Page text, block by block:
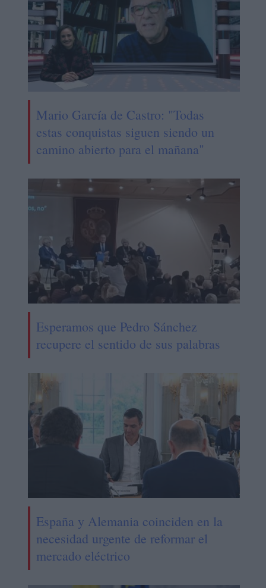
Mario García de Castro: "Todas
estas conquistas siguen siendo un
camino abierto para el mañana"
Esperamos que Pedro Sánchez
recupere el sentido de sus palabras
España y Alemania coinciden en la
necesidad urgente de reformar el
mercado eléctrico